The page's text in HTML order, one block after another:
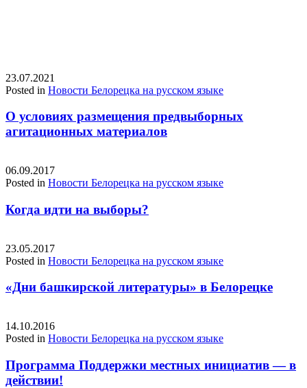
23.07.2021
Posted in Новости Белорецка на русском языке
О условиях размещения предвыборных
агитационных материалов
06.09.2017
Posted in Новости Белорецка на русском языке
Когда идти на выборы?
23.05.2017
Posted in Новости Белорецка на русском языке
«Дни башкирской литературы» в Белорецке
14.10.2016
Posted in Новости Белорецка на русском языке
Программа Поддержки местных инициатив — в
действии!